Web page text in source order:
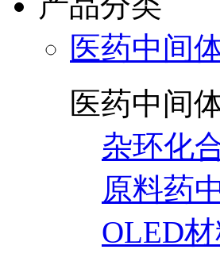
医药中间
医药中间
杂环化
原料药
OLED